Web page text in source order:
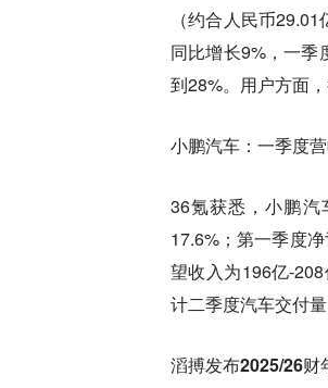
（约合人民币
同比增长9%，一季
到28%。用户方面
小鹏汽车：一季度
36氪获悉，小鹏汽
17.6%；第一季度
望收入为196亿-
计二季度汽车交付
滔搏发布2025/26财